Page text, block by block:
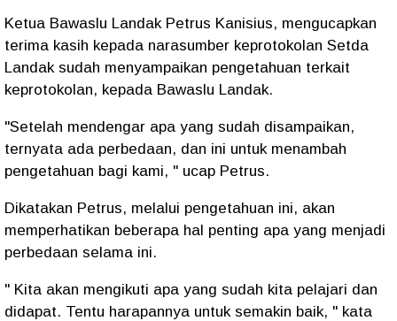
Ketua Bawaslu Landak Petrus Kanisius, mengucapkan
terima kasih kepada narasumber keprotokolan Setda
Landak sudah menyampaikan pengetahuan terkait
keprotokolan, kepada Bawaslu Landak.
"Setelah mendengar apa yang sudah disampaikan,
ternyata ada perbedaan, dan ini untuk menambah
pengetahuan bagi kami, " ucap Petrus.
Dikatakan Petrus, melalui pengetahuan ini, akan
memperhatikan beberapa hal penting apa yang menjadi
perbedaan selama ini.
" Kita akan mengikuti apa yang sudah kita pelajari dan
didapat. Tentu harapannya untuk semakin baik, " kata